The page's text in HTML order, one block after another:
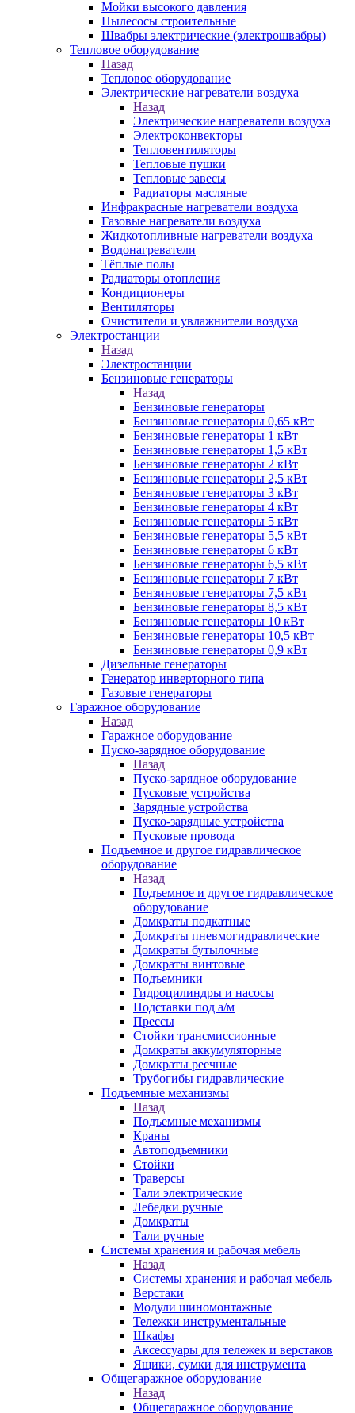
Мойки высокого давления
Пылесосы строительные
Швабры электрические (электрошвабры)
Тепловое оборудование
Назад
Тепловое оборудование
Электрические нагреватели воздуха
Назад
Электрические нагреватели воздуха
Электроконвекторы
Тепловентиляторы
Тепловые пушки
Тепловые завесы
Радиаторы масляные
Инфракрасные нагреватели воздуха
Газовые нагреватели воздуха
Жидкотопливные нагреватели воздуха
Водонагреватели
Тёплые полы
Радиаторы отопления
Кондиционеры
Вентиляторы
Очистители и увлажнители воздуха
Электростанции
Назад
Электростанции
Бензиновые генераторы
Назад
Бензиновые генераторы
Бензиновые генераторы 0,65 кВт
Бензиновые генераторы 1 кВт
Бензиновые генераторы 1,5 кВт
Бензиновые генераторы 2 кВт
Бензиновые генераторы 2,5 кВт
Бензиновые генераторы 3 кВт
Бензиновые генераторы 4 кВт
Бензиновые генераторы 5 кВт
Бензиновые генераторы 5,5 кВт
Бензиновые генераторы 6 кВт
Бензиновые генераторы 6,5 кВт
Бензиновые генераторы 7 кВт
Бензиновые генераторы 7,5 кВт
Бензиновые генераторы 8,5 кВт
Бензиновые генераторы 10 кВт
Бензиновые генераторы 10,5 кВт
Бензиновые генераторы 0,9 кВт
Дизельные генераторы
Генератор инверторного типа
Газовые генераторы
Гаражное оборудование
Назад
Гаражное оборудование
Пуско-зарядное оборудование
Назад
Пуско-зарядное оборудование
Пусковые устройства
Зарядные устройства
Пуско-зарядные устройства
Пусковые провода
Подъемное и другое гидравлическое
оборудование
Назад
Подъемное и другое гидравлическое
оборудование
Домкраты подкатные
Домкраты пневмогидравлические
Домкраты бутылочные
Домкраты винтовые
Подъемники
Гидроцилиндры и насосы
Подставки под а/м
Прессы
Стойки трансмиссионные
Домкраты аккумуляторные
Домкраты реечные
Трубогибы гидравлические
Подъемные механизмы
Назад
Подъемные механизмы
Краны
Автоподъемники
Стойки
Траверсы
Тали электрические
Лебедки ручные
Домкраты
Тали ручные
Системы хранения и рабочая мебель
Назад
Системы хранения и рабочая мебель
Верстаки
Модули шиномонтажные
Тележки инструментальные
Шкафы
Аксессуары для тележек и верстаков
Ящики, сумки для инструмента
Общегаражное оборудование
Назад
Общегаражное оборудование